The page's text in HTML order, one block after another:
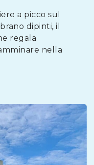
a picco sul
dipinti, il
regala
nella